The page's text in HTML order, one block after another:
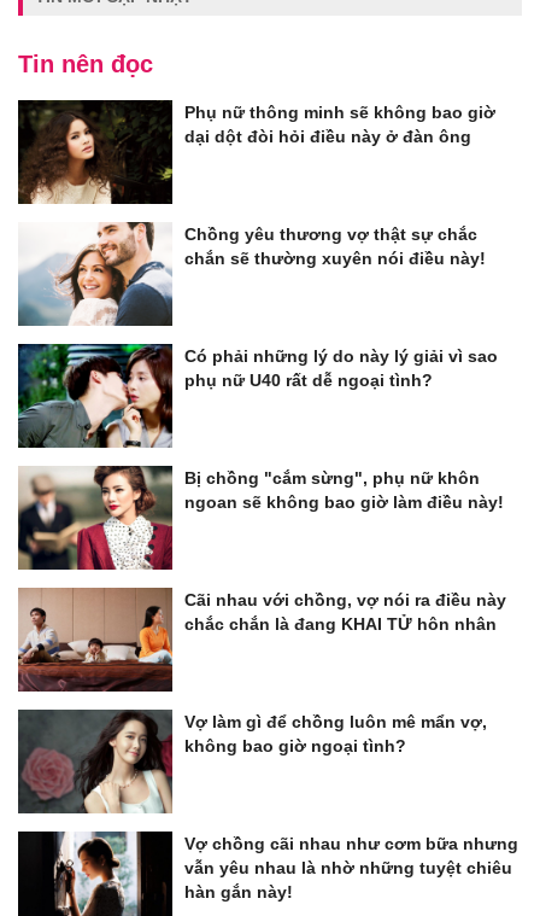
Tin nên đọc
Phụ nữ thông minh sẽ không bao giờ
dại dột đòi hỏi điều này ở đàn ông
Chồng yêu thương vợ thật sự chắc
chắn sẽ thường xuyên nói điều này!
Có phải những lý do này lý giải vì sao
phụ nữ U40 rất dễ ngoại tình?
Bị chồng "cắm sừng", phụ nữ khôn
ngoan sẽ không bao giờ làm điều này!
Cãi nhau với chồng, vợ nói ra điều này
chắc chắn là đang KHAI TỬ hôn nhân
Vợ làm gì để chồng luôn mê mẩn vợ,
không bao giờ ngoại tình?
Vợ chồng cãi nhau như cơm bữa nhưng
vẫn yêu nhau là nhờ những tuyệt chiêu
hàn gắn này!